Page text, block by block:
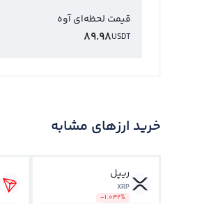
قیمت لحظه‌ای آوه
USDT
89.98
خرید ارزهای مشابه
ریپل
XRP
-1.042%